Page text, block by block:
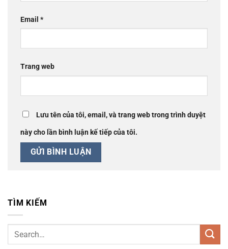
Email *
Trang web
Lưu tên của tôi, email, và trang web trong trình duyệt
này cho lần bình luận kế tiếp của tôi.
TÌM KIẾM